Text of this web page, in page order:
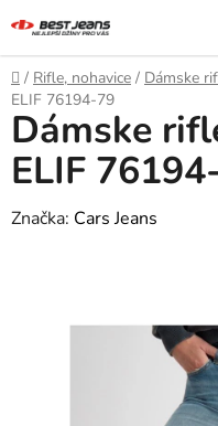
na
obsah
Domov
/ Rifle, nohavice / Dámske
ELIF 76194-79
Dámske
ELIF
Značka: Cars Jeans